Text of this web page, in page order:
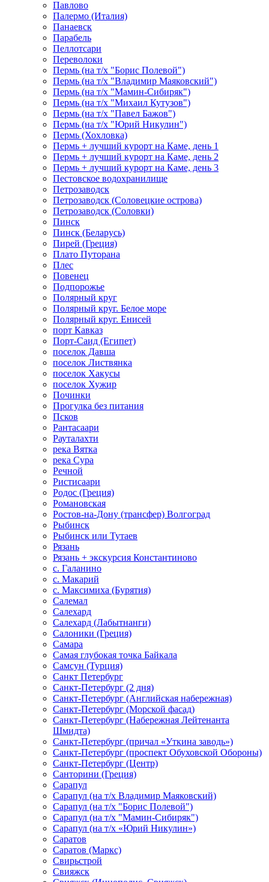
Павлово
Палермо (Италия)
Панаевск
Парабель
Пеллотсари
Переволоки
Пермь (на т/х "Борис Полевой")
Пермь (на т/х "Владимир Маяковский")
Пермь (на т/х "Мамин-Сибиряк")
Пермь (на т/х "Михаил Кутузов")
Пермь (на т/х "Павел Бажов")
Пермь (на т/х "Юрий Никулин")
Пермь (Хохловка)
Пермь + лучший курорт на Каме, день 1
Пермь + лучший курорт на Каме, день 2
Пермь + лучший курорт на Каме, день 3
Пестовское водохранилище
Петрозаводск
Петрозаводск (Соловецкие острова)
Петрозаводск (Соловки)
Пинск
Пинск (Беларусь)
Пирей (Греция)
Плато Путорана
Плес
Повенец
Подпорожье
Полярный круг
Полярный круг. Белое море
Полярный круг. Енисей
порт Кавказ
Порт-Саид (Египет)
поселок Давша
поселок Листвянка
поселок Хакусы
поселок Хужир
Починки
Прогулка без питания
Псков
Рантасаари
Рауталахти
река Вятка
река Сура
Речной
Ристисаари
Родос (Греция)
Романовская
Ростов-на-Дону (трансфер) Волгоград
Рыбинск
Рыбинск или Тутаев
Рязань
Рязань + экскурсия Константиново
с. Галанино
с. Макарий
с. Максимиха (Бурятия)
Салемал
Салехард
Салехард (Лабытнанги)
Салоники (Греция)
Самара
Самая глубокая точка Байкала
Самсун (Турция)
Санкт Петербург
Санкт-Петербург (2 дня)
Санкт-Петербург (Английская набережная)
Санкт-Петербург (Морской фасад)
Санкт-Петербург (Набережная Лейтенанта
Шмидта)
Санкт-Петербург (причал «Уткина заводь»)
Санкт-Петербург (проспект Обуховской Обороны)
Санкт-Петербург (Центр)
Санторини (Греция)
Сарапул
Сарапул (на т/х Владимир Маяковский)
Сарапул (на т/х "Борис Полевой")
Сарапул (на т/х "Мамин-Сибиряк")
Сарапул (на т/х «Юрий Никулин»)
Саратов
Саратов (Маркс)
Свирьстрой
Свияжск